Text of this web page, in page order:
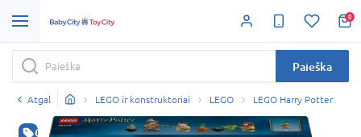
0
Paieška
Atgal LEGO ir konstruktoriai LEGO LEGO Harry Potter
GERA KAINA